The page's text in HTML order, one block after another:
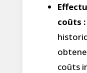
coûts :
coûts